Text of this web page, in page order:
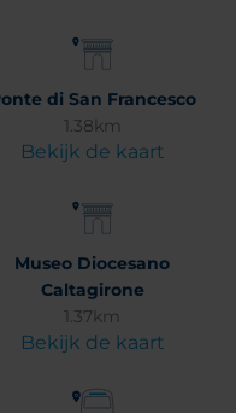
di San Francesco
1.38km
Bekijk de kaart
Museo Diocesano
Caltagirone
1.37km
Bekijk de kaart